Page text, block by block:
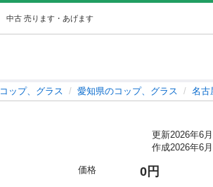
中古 売ります・あげます
コップ、グラス 愛知県のコップ、グラス 名古
更新2026年6
作成2026年6
価格 0円